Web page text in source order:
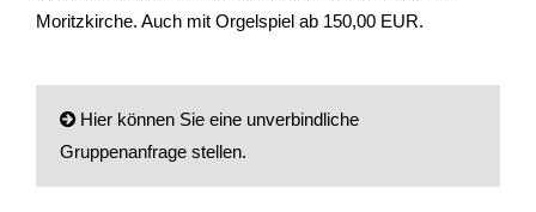
- Ausflüge & Touren
- Firmenangebote
- Weihnachtsangebote
Moritzkirche. Auch mit Orgelspiel ab 150,00 EUR.
Hier können Sie eine unverbindliche
Gruppenanfrage stellen.